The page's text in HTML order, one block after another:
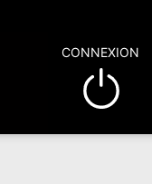
CONNEXION